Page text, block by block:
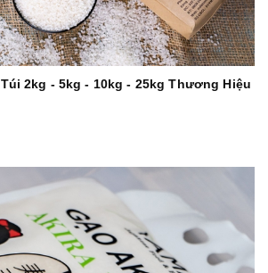
2kg - 5kg - 10kg - 25kg Thương Hiệu